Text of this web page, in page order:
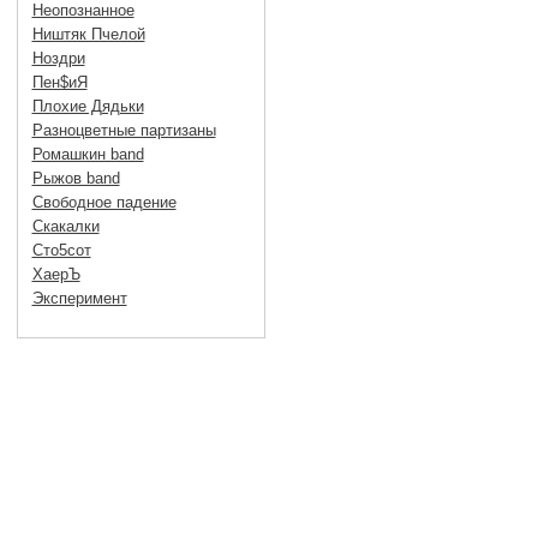
Неопознанное
Ништяк Пчелой
Ноздри
Пен$иЯ
Плохие Дядьки
Разноцветные партизаны
Ромашкин band
Рыжов band
Свободное падение
Скакалки
Сто5сот
ХаерЪ
Эксперимент